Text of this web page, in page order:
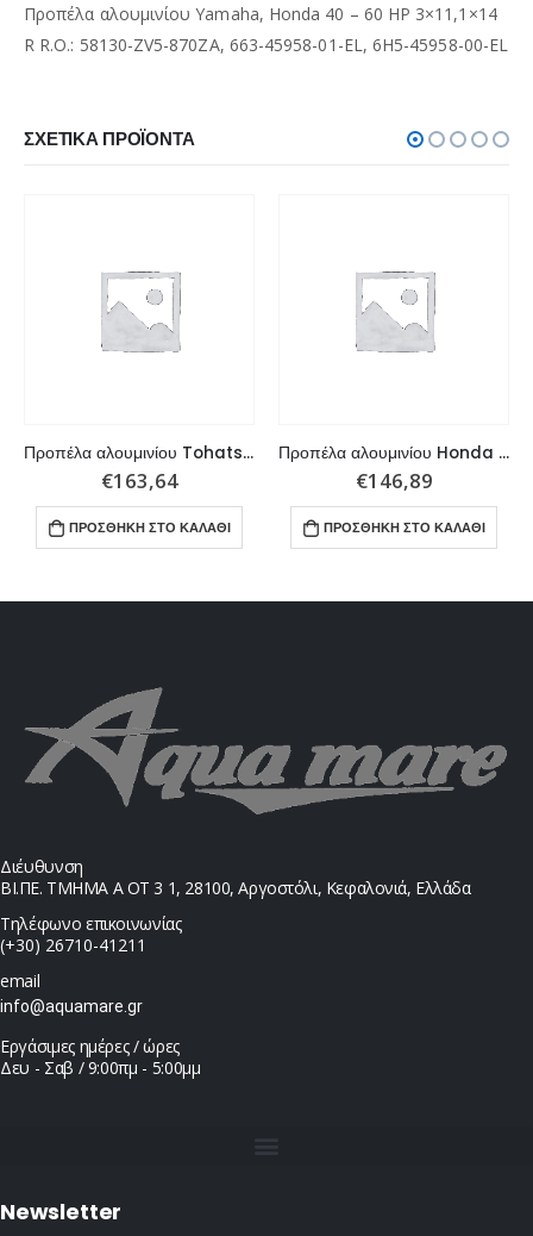
Προπέλα αλουμινίου Yamaha, Honda 40 – 60 HP 3×11,1×14
R R.O.: 58130-ZV5-870ZA, 663-45958-01-EL, 6H5-45958-00-EL
ΣΧΕΤΙΚΆ ΠΡΟΪΌΝΤΑ
Προπέλα αλουμινίου Tohatsu, Honda 25 – 30 HP 3×9,9×12 R
€163,64
ΠΡΟΣΘΉΚΗ ΣΤΟ ΚΑΛΆΘΙ
Προπέλα αλουμινίου Honda 75 – 130 HP 3×13,25×17 L
€146,89
ΠΡΟΣΘΉΚΗ ΣΤΟ ΚΑΛΆΘΙ
Διέυθυνση
ΒΙ.ΠΕ. ΤΜΗΜΑ Α ΟΤ 3 1, 28100, Αργοστόλι, Κεφαλονιά, Ελλάδα
Τηλέφωνο επικοινωνίας
(+30) 26710-41211
email
info@aquamare.gr
Εργάσιμες ημέρες / ώρες
Δευ - Σαβ / 9:00πμ - 5:00μμ
Newsletter